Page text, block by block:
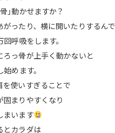
｣動かせますか？
がったり、横に開いたりするんで
呼吸をします。
ろっ骨が上手く動かないと
めます。
を使いすぎることで
固まりやすくなり
まいます
とカラダは